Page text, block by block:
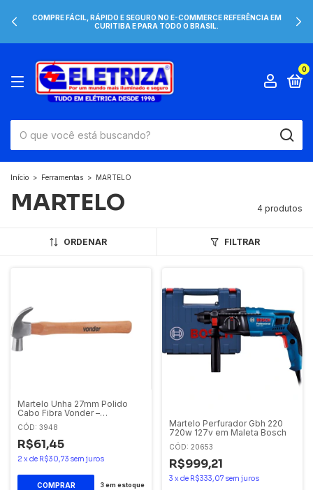
COMPRE FÁCIL, RÁPIDO E SEGURO NO E-COMMERCE REFERÊNCIA EM
CURITIBA E PARA TODO O BRASIL.
0
Início > Ferramentas > MARTELO
MARTELO 4 produtos
ORDENAR FILTRAR
Martelo Unha 27mm Polido
Cabo Fibra Vonder –
Resistente e Leve
CÓD: 3948
R$61,45
2 x de R$30,73 sem juros
3em estoque
Martelo Perfurador Gbh 220
720w 127v em Maleta Bosch
CÓD: 20653
R$999,21
3 x de R$333,07 sem juros